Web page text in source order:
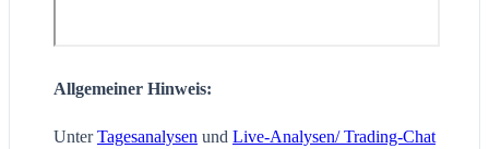
Allgemeiner Hinweis:
UnterTagesanalysen und Live-Analysen/ Trading-Chat